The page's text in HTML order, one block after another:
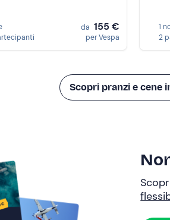
da 155 €
per Vespa
1
2
Scopri pranzi e cene